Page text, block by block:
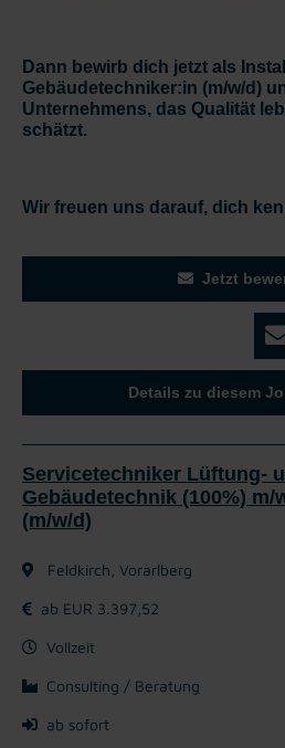
Dann bewirb dich jetzt als
Gebäudetechniker:in (m/w/d)
Unternehmens, das Qualität
schätzt.
Wir freuen uns darauf, dich
Jetzt
Details zu diesem
Servicetechniker Lüftung-
Gebäudetechnik (100%) m/
(m/w/d)
Feldkirch, Vorarlberg
ab EUR 3.397,52
Vollzeit
Consulting / Beratung
ab sofort